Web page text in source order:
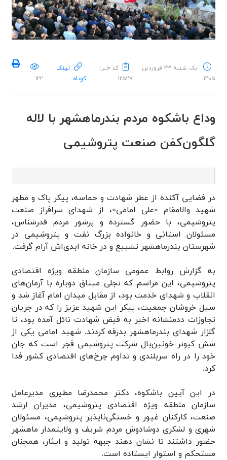
یک شنبه ۲۳ فروردین
۱۴۰۵
کد خبر:
۱۲۵۲۷
لینک
کوتاه
۱۲۲
وداع باشکوه مردم بندرماهشهر با لاله
گلگون‌کفن صنعت پتروشیمی
در فضایی آکنده از عطر شهادت و حماسه، پیکر پاک و مطهر
شهید والامقام «علی امامی»، از شهدای سرافراز صنعت
پتروشیمی، با حضور گسترده و پرشور مردم قدرشناس،
مسئولان استانی و خانواده بزرگ نفت و پتروشیمی در
شهرستان بندرماهشهر تشییع و در خانه ابدی‌اش آرام گرفت.
به گزارش روابط عمومی سازمان منطقه ویژه اقتصادی
پتروشیمی، این مراسم که تجلی میثاق دوباره با آرمان‌های
انقلاب و شهدای خدمت بود، از مقابل میدان امام آغاز شد و
سیل خروشان جمعیت، پیکر این شهید عزیز را که در جریان
تجاوزات ددمنشانه اخیر به فیض شهادت نائل آمده بود، تا
گلزار شهدای بندرماهشهر بدرقه کردند. شهید امامی یکی از
شش کبوتر خونین‌بال شرکت پتروشیمی فجر است که جان
خود را در راه سربلندی و تداوم چرخ‌های اقتصادی کشور فدا
کرد.
در این آیین باشکوه، دکتر محمدرضا مطیری مدیرعامل
سازمان منطقه ویژه اقتصادی پتروشیمی، مدیران ارشد
صنعت، کارکنان غیور و خستگی‌ناپذیر پتروشیمی، مسئولان
شهری و لشکری دوشادوش مردم شریف و ولایتمدار ماهشهر
حضور داشتند تا نشان دهند جبهه تولید و ایثار، همچنان
مستحکم و استوار ایستاده است.